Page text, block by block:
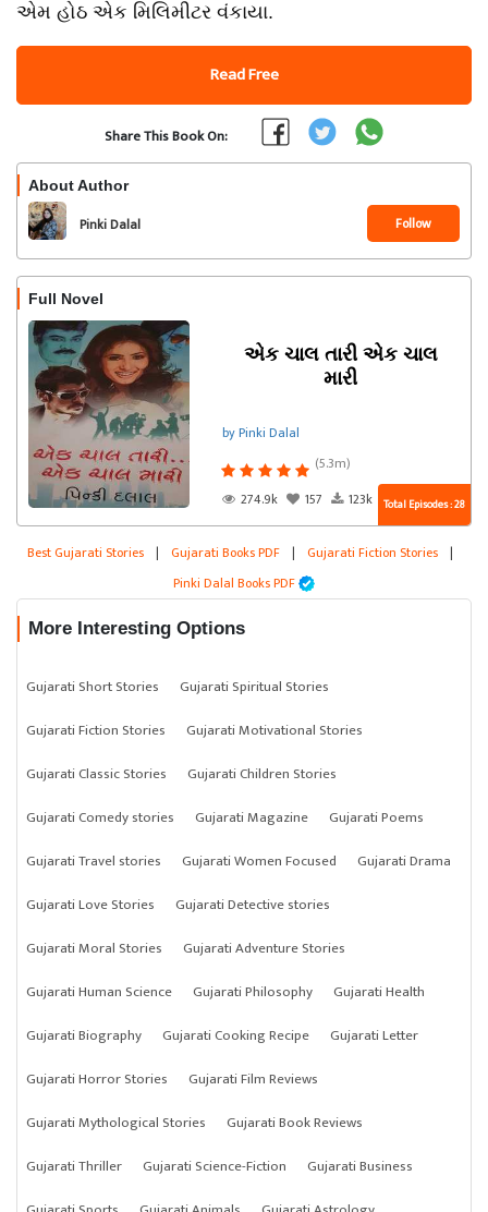
એમ હોઠ એક મિલિમીટર વંકાયા.
Read Free
Share This Book On:
About Author
Pinki Dalal Follow
Full Novel
એક ચાલ તારી એક ચાલ
મારી
by Pinki Dalal
(5.3m)
274.9k
157 123k Total Episodes : 28
Best Gujarati Stories | Gujarati Books PDF | Gujarati Fiction Stories |
Pinki Dalal Books PDF
More Interesting Options
Gujarati Short Stories
Gujarati Spiritual Stories
Gujarati Fiction Stories
Gujarati Motivational Stories
Gujarati Classic Stories
Gujarati Children Stories
Gujarati Comedy stories
Gujarati Magazine
Gujarati Poems
Gujarati Travel stories
Gujarati Women Focused
Gujarati Drama
Gujarati Love Stories
Gujarati Detective stories
Gujarati Moral Stories
Gujarati Adventure Stories
Gujarati Human Science
Gujarati Philosophy
Gujarati Health
Gujarati Biography
Gujarati Cooking Recipe
Gujarati Letter
Gujarati Horror Stories
Gujarati Film Reviews
Gujarati Mythological Stories
Gujarati Book Reviews
Gujarati Thriller
Gujarati Science-Fiction
Gujarati Business